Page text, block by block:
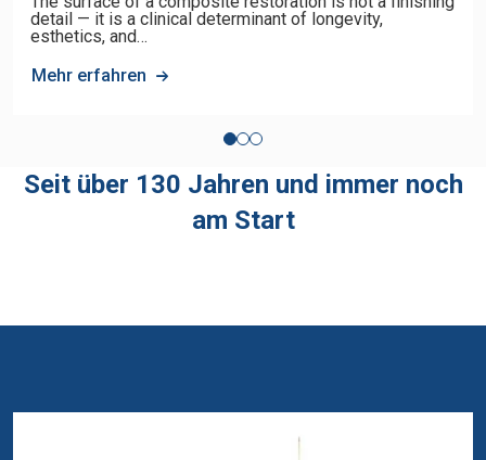
detail — it is a clinical determinant of longevity,
esthetics, and…
Mehr erfahren
Seit über 130 Jahren und immer noch
am Start